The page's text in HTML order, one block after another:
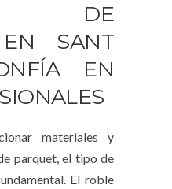
DE
SANT
EN
materiales y
parquet, el tipo de
El roble